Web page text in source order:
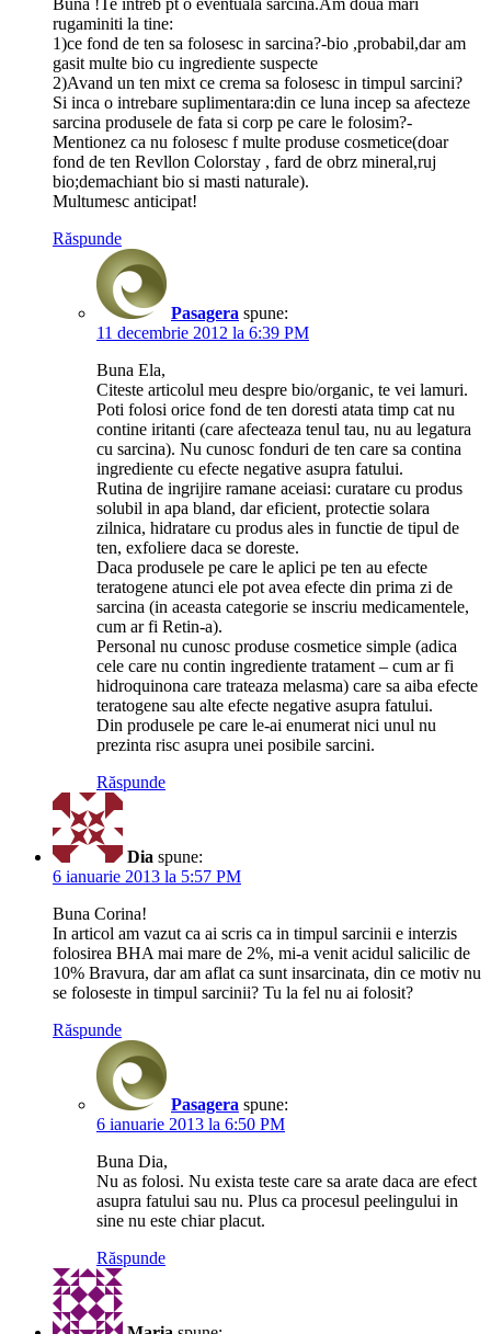
Buna !Te intreb pt o eventuala sarcina.Am doua mari
rugaminiti la tine:
1)ce fond de ten sa folosesc in sarcina?-bio ,probabil,dar am
gasit multe bio cu ingrediente suspecte
2)Avand un ten mixt ce crema sa folosesc in timpul sarcini?
Si inca o intrebare suplimentara:din ce luna incep sa afecteze
sarcina produsele de fata si corp pe care le folosim?-
Mentionez ca nu folosesc f multe produse cosmetice(doar
fond de ten Revllon Colorstay , fard de obrz mineral,ruj
bio;demachiant bio si masti naturale).
Multumesc anticipat!
Răspunde
Pasagera spune:
11 decembrie 2012 la 6:39 PM
Buna Ela,
Citeste articolul meu despre bio/organic, te vei lamuri.
Poti folosi orice fond de ten doresti atata timp cat nu
contine iritanti (care afecteaza tenul tau, nu au legatura
cu sarcina). Nu cunosc fonduri de ten care sa contina
ingrediente cu efecte negative asupra fatului.
Rutina de ingrijire ramane aceiasi: curatare cu produs
solubil in apa bland, dar eficient, protectie solara
zilnica, hidratare cu produs ales in functie de tipul de
ten, exfoliere daca se doreste.
Daca produsele pe care le aplici pe ten au efecte
teratogene atunci ele pot avea efecte din prima zi de
sarcina (in aceasta categorie se inscriu medicamentele,
cum ar fi Retin-a).
Personal nu cunosc produse cosmetice simple (adica
cele care nu contin ingrediente tratament – cum ar fi
hidroquinona care trateaza melasma) care sa aiba efecte
teratogene sau alte efecte negative asupra fatului.
Din produsele pe care le-ai enumerat nici unul nu
prezinta risc asupra unei posibile sarcini.
Răspunde
Dia spune:
6 ianuarie 2013 la 5:57 PM
Buna Corina!
In articol am vazut ca ai scris ca in timpul sarcinii e interzis
folosirea BHA mai mare de 2%, mi-a venit acidul salicilic de
10% Bravura, dar am aflat ca sunt insarcinata, din ce motiv nu
se foloseste in timpul sarcinii? Tu la fel nu ai folosit?
Răspunde
Pasagera spune:
6 ianuarie 2013 la 6:50 PM
Buna Dia,
Nu as folosi. Nu exista teste care sa arate daca are efect
asupra fatului sau nu. Plus ca procesul peelingului in
sine nu este chiar placut.
Răspunde